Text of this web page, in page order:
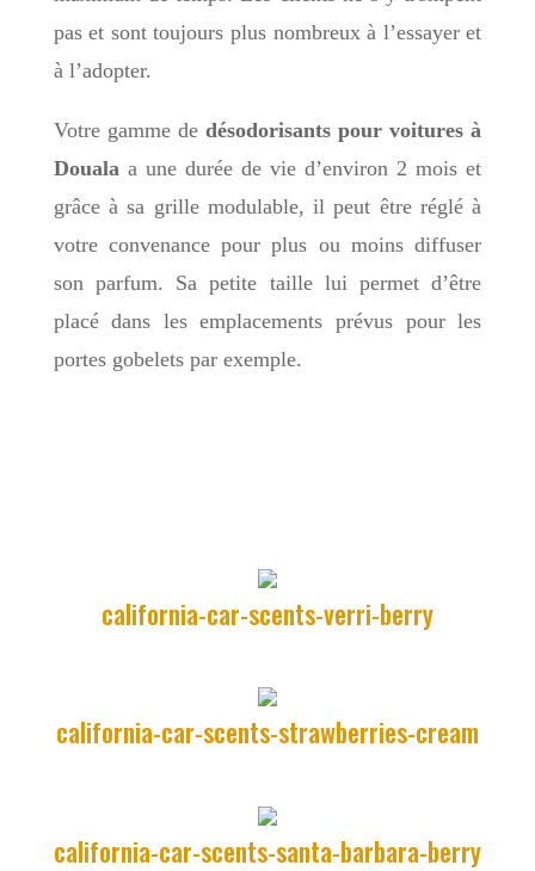
pas et sont toujours plus nombreux à l’essayer et
à l’adopter.
Votre gamme de désodorisants pour voitures à
Doualaa une durée de vie d’environ 2 mois et
grâce à sa grille modulable, il peut être réglé à
votre convenance pour plus ou moins diffuser
son parfum. Sa petite taille lui permet d’être
placé dans les emplacements prévus pour les
portes gobelets par exemple.
california-car-scents-verri-berry
california-car-scents-strawberries-cream
california-car-scents-santa-barbara-berry